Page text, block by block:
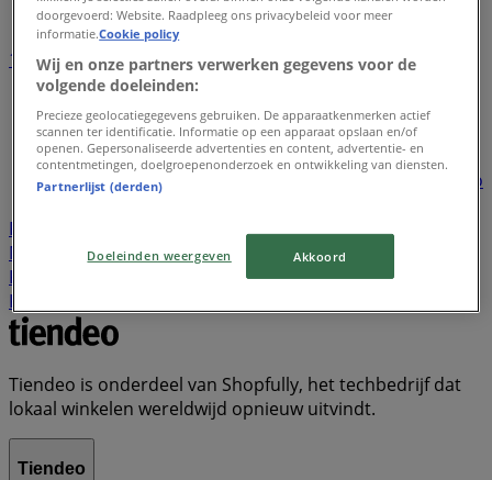
1 345
22
Lidl
Dirk Plus Aldi Kruidvat Nettorama
Action
Albert Heijn Vomar Hoogvliet
Dekamarkt
Wibra
Medipoint Scapino
Hubo
Poiesz
Decathlon Expert Etos
Markt
Zara Tanger Markt Primera
Makro
Kwantum
Praxis Naanhof
Ter Stal
Kik
Tiendeo is onderdeel van Shopfully, het techbedrijf dat
lokaal winkelen wereldwijd opnieuw uitvindt.
Tiendeo
doorgevoerd: Website. Raadpleeg ons privacybeleid voor meer
informatie.Cookie policy
Wij en onze partners verwerken gegevens voor de
volgende doeleinden:
Precieze geolocatiegegevens gebruiken. De apparaatkenmerken actief
scannen ter identificatie. Informatie op een apparaat opslaan en/of
openen. Gepersonaliseerde advertenties en content, advertentie- en
contentmetingen, doelgroepenonderzoek en ontwikkeling van diensten.
Partnerlijst (derden)
Doeleinden weergeven Akkoord